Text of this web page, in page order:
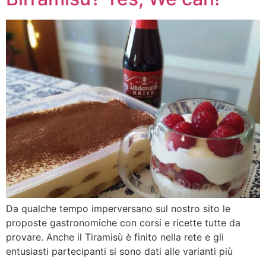
Da qualche tempo imperversano sul nostro sito le
proposte gastronomiche con corsi e ricette tutte da
provare. Anche il Tiramisù è finito nella rete e gli
entusiasti partecipanti si sono dati alle varianti più